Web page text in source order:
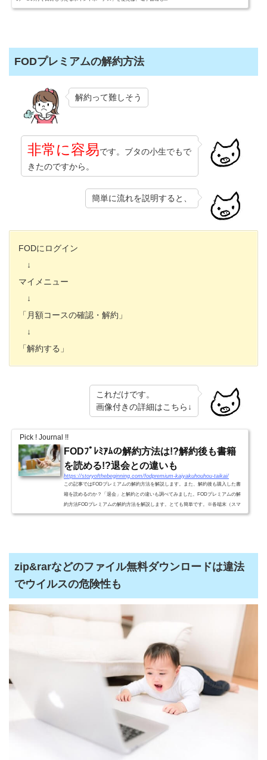
FODプレミアムの解約方法
解約って難しそう
非常に容易です。ブタの小生でもで
きたのですから。
簡単に流れを説明すると、
FODにログイン
↓
マイメニュー
↓
「月額コースの確認・解約」
↓
「解約する」
これだけです。
画像付きの詳細はこちら↓
Pick ! Journal !!
FODﾌﾟﾚﾐｱﾑの解約方法は!?解約後も書籍
を読める!?退会との違いも
https://storyofthebeginning.com/fodpremium-kaiyakuhouhou-taikai/
この記事ではFODプレミアムの解約方法を解説します。また、解約後も購入した書
籍を読めるのか？「退会」と解約との違いも調べてみました。FODプレミアムの解
約方法FODプレミアムの解約方法を解説します。とても簡単です。※各端末（スマ
ホ、タブレット、パソコン）と...
zip&rarなどのファイル無料ダウンロードは違法
でウイルスの危険性も